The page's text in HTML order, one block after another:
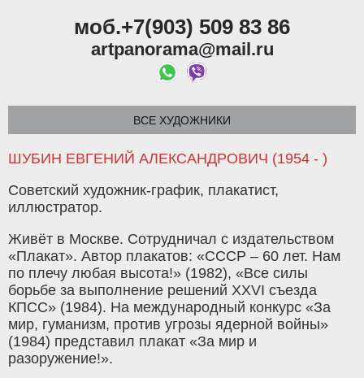
моб.+7(903) 509 83 86
artpanorama@mail.ru
ВСЕ ХУДОЖНИКИ
ШУБИН ЕВГЕНИЙ АЛЕКСАНДРОВИЧ (1954 - )
Советский художник-график, плакатист,
иллюстратор.
Живёт в Москве. Сотрудничал с издательством
«Плакат». Автор плакатов: «СССР – 60 лет. Нам
по плечу любая высота!» (1982), «Все силы
борьбе за выполнение решений XXVI съезда
КПСС» (1984). На международный конкурс «За
мир, гуманизм, против угрозы ядерной войны»
(1984) представил плакат «За мир и
разоружение!».